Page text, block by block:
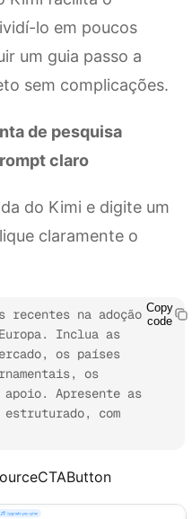
lo em poucos
um guia passo a
sem complicações.
de pesquisa
claro
do Kimi e digite um
claramente o
recentes na adoção
Inclua as
os países
os
Apresente as
com
Copy
code